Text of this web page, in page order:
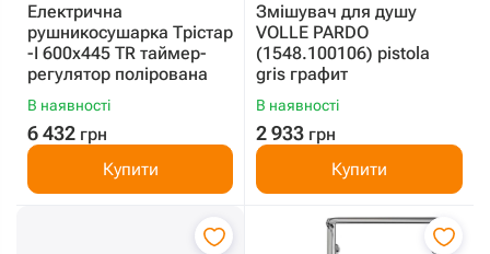
Електрична
рушникосушарка Трістар
-I 600х445 TR таймер-
регулятор полірована
В наявності
6 432 грн
Купити
Змішувач для душу
VOLLE PARDO
(1548.100106) pistola
gris графит
В наявності
2 933 грн
Купити